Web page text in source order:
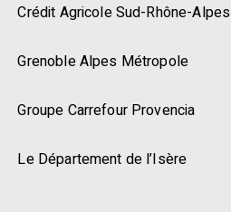
Crédit Agricole Sud-Rhône-Alpes
Grenoble Alpes Métropole
Groupe Carrefour Provencia
Le Département de l’Isère